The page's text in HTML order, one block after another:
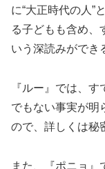
に“大正時代の人”
る子どもも含め、
いう深読みができ
『ルー』では、
でもない事実が
ので、詳しくは秘
また、『ポニョ』